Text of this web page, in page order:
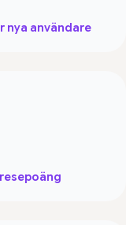
nya användare